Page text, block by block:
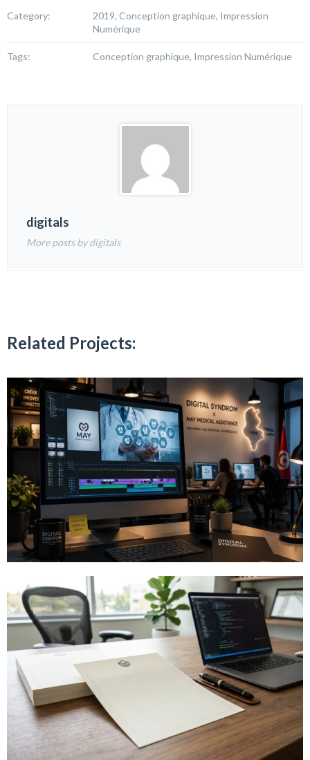
Category:
2019, Conception graphique, Impression
Numérique
Tags: Conception graphique, Impression Numérique
digitals
More posts by digitals
Related Projects: